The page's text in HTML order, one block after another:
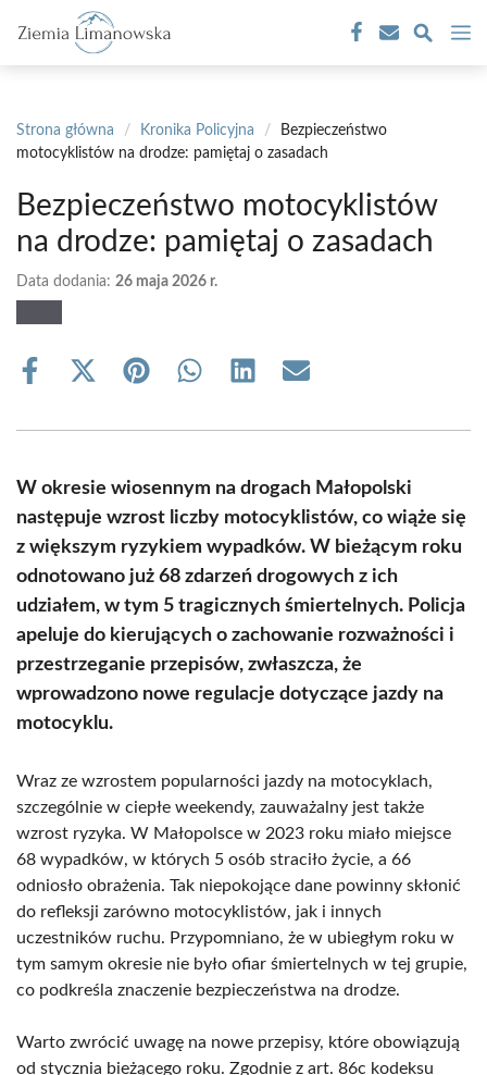
treści
Strona główna / Kronika Policyjna /
Bezpieczeństwo
motocyklistów na drodze: pamiętaj o zasadach
Bezpieczeństwo motocyklistów
na drodze: pamiętaj o zasadach
Data dodania: 26 maja 2026 r.
Share
Share
(Twitter)
Share Share Share Share
W okresie wiosennym na drogach Małopolski
następuje wzrost liczby motocyklistów, co wiąże się
z większym ryzykiem wypadków. W bieżącym roku
odnotowano już 68 zdarzeń drogowych z ich
udziałem, w tym 5 tragicznych śmiertelnych. Policja
apeluje do kierujących o zachowanie rozważności i
przestrzeganie przepisów, zwłaszcza, że
wprowadzono nowe regulacje dotyczące jazdy na
motocyklu.
Wraz ze wzrostem popularności jazdy na motocyklach,
szczególnie w ciepłe weekendy, zauważalny jest także
wzrost ryzyka. W Małopolsce w 2023 roku miało miejsce
68 wypadków, w których 5 osób straciło życie, a 66
odniosło obrażenia. Tak niepokojące dane powinny skłonić
do refleksji zarówno motocyklistów, jak i innych
uczestników ruchu. Przypomniano, że w ubiegłym roku w
tym samym okresie nie było ofiar śmiertelnych w tej grupie,
co podkreśla znaczenie bezpieczeństwa na drodze.
Warto zwrócić uwagę na nowe przepisy, które obowiązują
od stycznia bieżącego roku. Zgodnie z art. 86c kodeksu